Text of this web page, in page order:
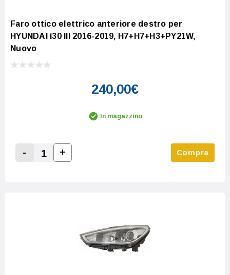
Faro ottico elettrico anteriore destro per
HYUNDAI i30 III 2016-2019, H7+H7+H3+PY21W,
Nuovo
240,00€
In magazzino
Decrease Quantity:
-
Increase Quantity:
+ Compra